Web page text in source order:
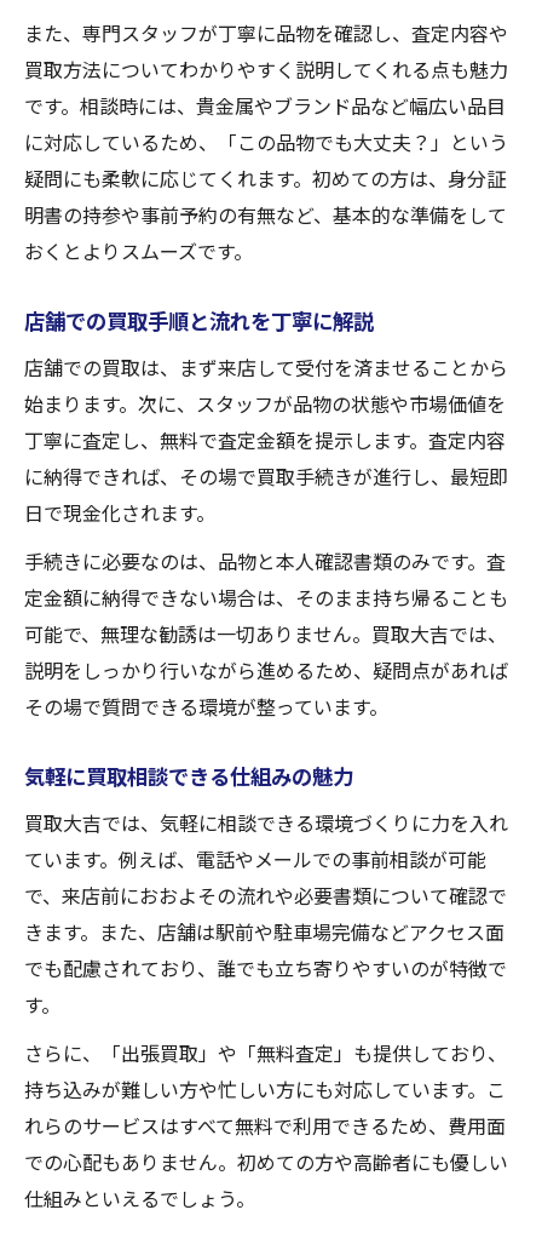
迷いを解消する買取サービスの特徴
査定無料が選ばれる買取店のこだわり
査定無料だから実現する買取の安心感
選ばれる買取店が持つ独自のこだわり
査定無料と高価買取の両立ポイント
利用者目線で考えた買取サービスの工夫
手数料不要の買取サービスを徹底解説
手数料不要の買取で得する仕組みを紹介
買取サービスの明朗な料金体系を解説
買取大吉の手数料無料が選ばれる理由
手数料が発生しない買取のメリット
納得できる買取方法をこの一記事で紹介
納得の買取を実現する方法を徹底解説
買取の流れを知って安心の取引へ
高価買取を目指す方法と選び方のコツ
失敗しない買取のためのチェック項目
また、専門スタッフが丁寧に品物を確認し、査定内容や
買取方法についてわかりやすく説明してくれる点も魅力
です。相談時には、貴金属やブランド品など幅広い品目
に対応しているため、「この品物でも大丈夫？」という
疑問にも柔軟に応じてくれます。初めての方は、身分証
明書の持参や事前予約の有無など、基本的な準備をして
おくとよりスムーズです。
店舗での買取手順と流れを丁寧に解説
店舗での買取は、まず来店して受付を済ませることから
始まります。次に、スタッフが品物の状態や市場価値を
丁寧に査定し、無料で査定金額を提示します。査定内容
に納得できれば、その場で買取手続きが進行し、最短即
日で現金化されます。
手続きに必要なのは、品物と本人確認書類のみです。査
定金額に納得できない場合は、そのまま持ち帰ることも
可能で、無理な勧誘は一切ありません。買取大吉では、
説明をしっかり行いながら進めるため、疑問点があれば
その場で質問できる環境が整っています。
気軽に買取相談できる仕組みの魅力
買取大吉では、気軽に相談できる環境づくりに力を入れ
ています。例えば、電話やメールでの事前相談が可能
で、来店前におおよその流れや必要書類について確認で
きます。また、店舗は駅前や駐車場完備などアクセス面
でも配慮されており、誰でも立ち寄りやすいのが特徴で
す。
さらに、「出張買取」や「無料査定」も提供しており、
持ち込みが難しい方や忙しい方にも対応しています。こ
れらのサービスはすべて無料で利用できるため、費用面
での心配もありません。初めての方や高齢者にも優しい
仕組みといえるでしょう。